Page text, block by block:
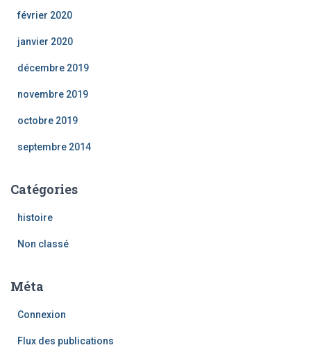
février 2020
janvier 2020
décembre 2019
novembre 2019
octobre 2019
septembre 2014
Catégories
histoire
Non classé
Méta
Connexion
Flux des publications